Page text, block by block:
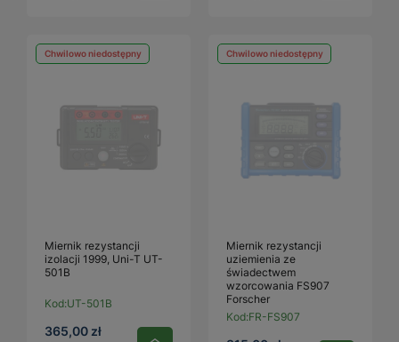
Chwilowo niedostępny
Miernik rezystancji
izolacji 1999, Uni-T UT-
501B
Kod:UT-501B
365,00 zł
Chwilowo niedostępny
Miernik rezystancji
uziemienia ze
świadectwem
wzorcowania FS907
Forscher
Kod:FR-FS907